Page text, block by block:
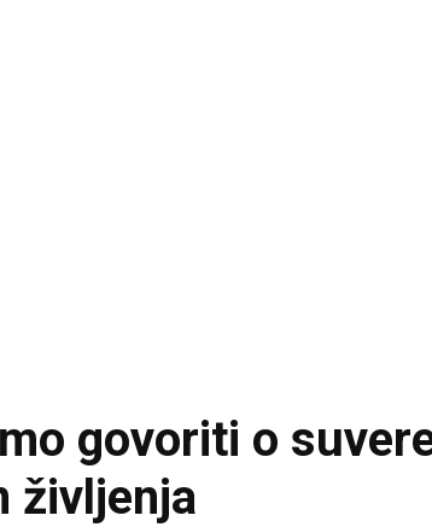
govoriti o
življenja